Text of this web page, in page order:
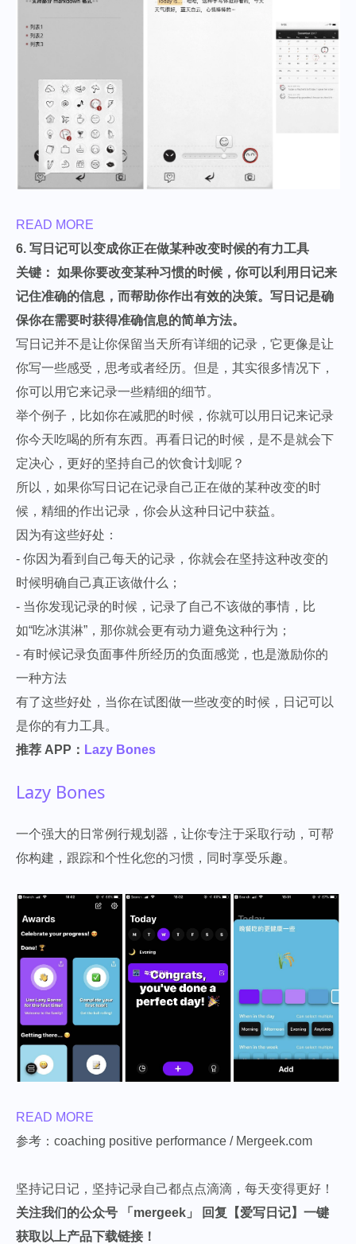
READ MORE
6. 写日记可以变成你正在做某种改变时候的有力工具
关键： 如果你要改变某种习惯的时候，你可以利用日记来
记住准确的信息，而帮助你作出有效的决策。写日记是确
保你在需要时获得准确信息的简单方法。
写日记并不是让你保留当天所有详细的记录，它更像是让
你写一些感受，思考或者经历。但是，其实很多情况下，
你可以用它来记录一些精细的细节。
举个例子，比如你在减肥的时候，你就可以用日记来记录
你今天吃喝的所有东西。再看日记的时候，是不是就会下
定决心，更好的坚持自己的饮食计划呢？
所以，如果你写日记在记录自己正在做的某种改变的时
候，精细的作出记录，你会从这种日记中获益。
因为有这些好处：
- 你因为看到自己每天的记录，你就会在坚持这种改变的
时候明确自己真正该做什么；
- 当你发现记录的时候，记录了自己不该做的事情，比
如“吃冰淇淋”，那你就会更有动力避免这种行为；
- 有时候记录负面事件所经历的负面感觉，也是激励你的
一种方法
有了这些好处，当你在试图做一些改变的时候，日记可以
是你的有力工具。
推荐 APP： Lazy Bones
Lazy Bones
一个强大的日常例行规划器，让你专注于采取行动，可帮
你构建，跟踪和个性化您的习惯，同时享受乐趣。
READ MORE
参考：coaching positive performance / Mergeek.com
坚持记日记，坚持记录自己都点点滴滴，每天变得更好！
关注我们的公众号 「 mergeek 」 回复【爱写日记】一键
获取以上产品下载链接！